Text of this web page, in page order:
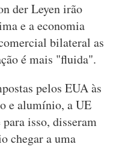
der Leyen irão
e a economia
bilateral as
é mais "fluida".
pelos EUA às
e alumínio, a UE
isso, disseram
chegar a uma